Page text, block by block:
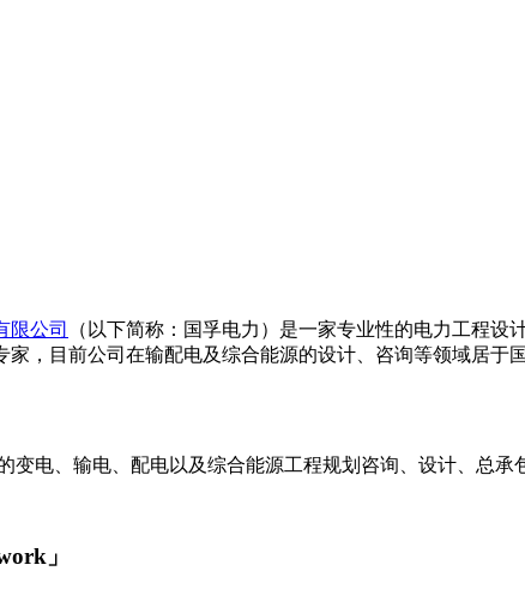
限公司
（以下简称：国孚电力）是一家专业性的电力工程
家，目前公司在输配电及综合能源的设计、咨询等领域居
变电、输电、配电以及综合能源工程规划咨询、设计、总
」